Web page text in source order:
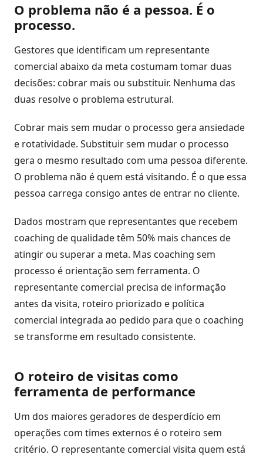
O problema não é a pessoa. É o
processo.
Gestores que identificam um representante
comercial abaixo da meta costumam tomar duas
decisões: cobrar mais ou substituir. Nenhuma das
duas resolve o problema estrutural.
Cobrar mais sem mudar o processo gera ansiedade
e rotatividade. Substituir sem mudar o processo
gera o mesmo resultado com uma pessoa diferente.
O problema não é quem está visitando. É o que essa
pessoa carrega consigo antes de entrar no cliente.
Dados mostram que representantes que recebem
coaching de qualidade têm 50% mais chances de
atingir ou superar a meta. Mas coaching sem
processo é orientação sem ferramenta. O
representante comercial precisa de informação
antes da visita, roteiro priorizado e política
comercial integrada ao pedido para que o coaching
se transforme em resultado consistente.
O roteiro de visitas como
ferramenta de performance
Um dos maiores geradores de desperdício em
operações com times externos é o roteiro sem
critério. O representante comercial visita quem está